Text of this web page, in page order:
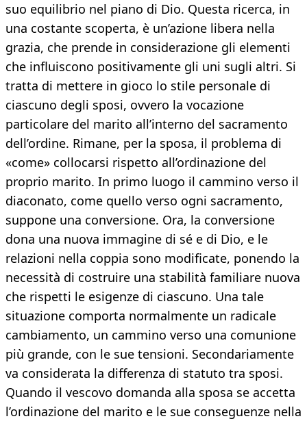
suo equilibrio nel piano di Dio. Questa ricerca, in
una costante scoperta, è un’azione libera nella
grazia, che prende in considerazione gli elementi
che influiscono positivamente gli uni sugli altri. Si
tratta di mettere in gioco lo stile personale di
ciascuno degli sposi, ovvero la vocazione
particolare del marito all’interno del sacramento
dell’ordine. Rimane, per la sposa, il problema di
«come» collocarsi rispetto all’ordinazione del
proprio marito. In primo luogo il cammino verso il
diaconato, come quello verso ogni sacramento,
suppone una conversione. Ora, la conversione
dona una nuova immagine di sé e di Dio, e le
relazioni nella coppia sono modificate, ponendo la
necessità di costruire una stabilità familiare nuova
che rispetti le esigenze di ciascuno. Una tale
situazione comporta normalmente un radicale
cambiamento, un cammino verso una comunione
più grande, con le sue tensioni. Secondariamente
va considerata la differenza di statuto tra sposi.
Quando il vescovo domanda alla sposa se accetta
l’ordinazione del marito e le sue conseguenze nella